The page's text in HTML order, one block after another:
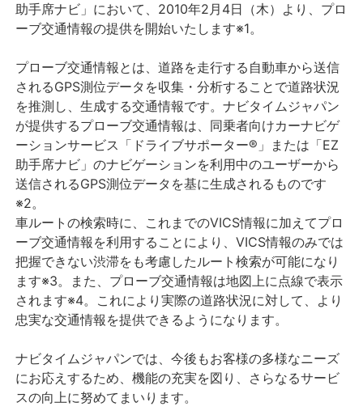
English
助手席ナビ」において、2010年2月4日（木）より、プロ
ーブ交通情報の提供を開始いたします※1。
プローブ交通情報とは、道路を走行する自動車から送信
されるGPS測位データを収集・分析することで道路状況
を推測し、生成する交通情報です。ナビタイムジャパン
が提供するプローブ交通情報は、同乗者向けカーナビゲ
ーションサービス「ドライブサポーター®」または「EZ
助手席ナビ」のナビゲーションを利用中のユーザーから
送信されるGPS測位データを基に生成されるものです
※2。
車ルートの検索時に、これまでのVICS情報に加えてプロ
ーブ交通情報を利用することにより、VICS情報のみでは
把握できない渋滞をも考慮したルート検索が可能になり
ます※3。また、プローブ交通情報は地図上に点線で表示
されます※4。これにより実際の道路状況に対して、より
忠実な交通情報を提供できるようになります。
ナビタイムジャパンでは、今後もお客様の多様なニーズ
にお応えするため、機能の充実を図り、さらなるサービ
スの向上に努めてまいります。